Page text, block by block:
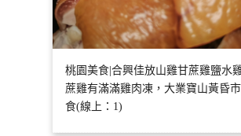
桃園美食|合興佳放山雞甘蔗雞鹽水
蔗雞有滿滿雞肉凍，大業寶山黃昏
食(線上：1)